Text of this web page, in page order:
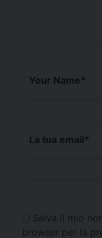
Your Name*
La tua email*
Salva il mio
browser per la